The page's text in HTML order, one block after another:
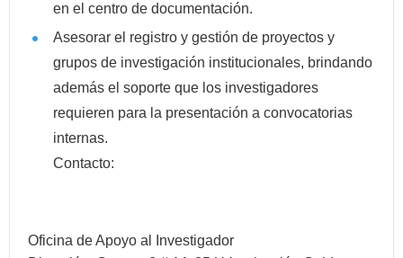
en el centro de documentación.
Asesorar el registro y gestión de proyectos y
grupos de investigación institucionales, brindando
además el soporte que los investigadores
requieren para la presentación a convocatorias
internas.
Contacto:
Oficina de Apoyo al Investigador